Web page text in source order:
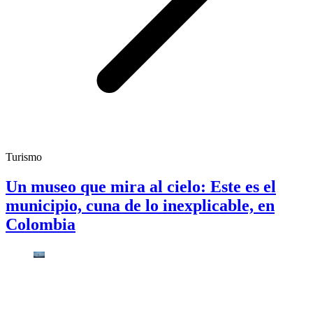
Turismo
Un museo que mira al cielo: Este es el
municipio, cuna de lo inexplicable, en
Colombia